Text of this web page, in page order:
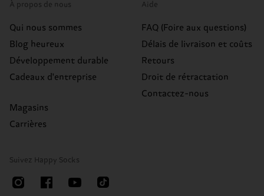
À propos de nous
Qui nous sommes
Blog heureux
Développement durable
Cadeaux d'entreprise
Magasins
Carrières
Aide
FAQ (Foire aux questions)
Délais de livraison et coûts
Retours
Droit de rétractation
Contactez-nous
Suivez Happy Socks